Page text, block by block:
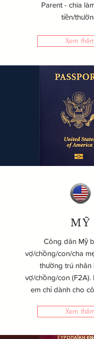
Parent - chia
tiền/
Xem
MỸ
Công dân Mỹ
vợ/chồng/con/cha
thường trú nhân
vợ/chồng/con (F2A).
em chỉ dành cho
Xem